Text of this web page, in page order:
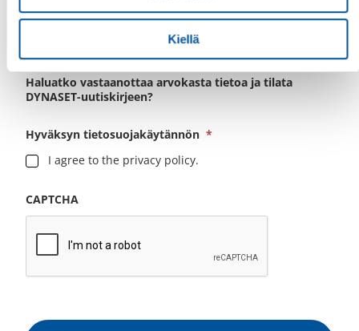
Kiellä
Haluatko vastaanottaa arvokasta tietoa ja tilata
DYNASET-uutiskirjeen?
Hyväksyn tietosuojakäytännön *
I agree to the privacy policy.
CAPTCHA